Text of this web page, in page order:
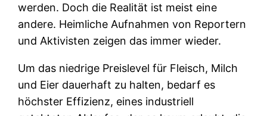
werden. Doch die Realität ist meist eine
andere. Heimliche Aufnahmen von Reportern
und Aktivisten zeigen das immer wieder.
Um das niedrige Preislevel für Fleisch, Milch
und Eier dauerhaft zu halten, bedarf es
höchster Effizienz, eines industriell